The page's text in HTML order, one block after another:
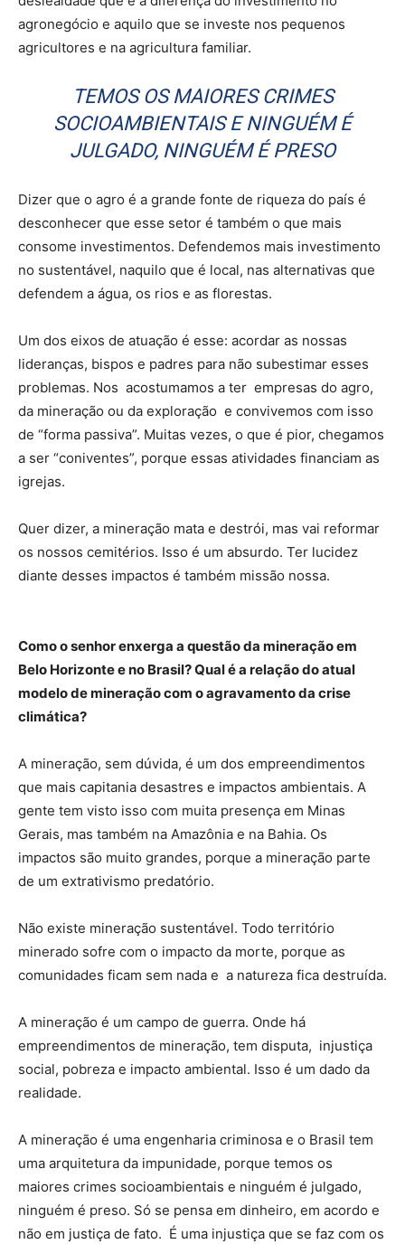
agronegócio e aquilo que se investe nos pequenos
agricultores e na agricultura familiar.
TEMOS OS MAIORES CRIMES
SOCIOAMBIENTAIS E NINGUÉM É
JULGADO, NINGUÉM É PRESO
Dizer que o agro é a grande fonte de riqueza do país é
desconhecer que esse setor é também o que mais
consome investimentos. Defendemos mais investimento
no sustentável, naquilo que é local, nas alternativas que
defendem a água, os rios e as florestas.
Um dos eixos de atuação é esse: acordar as nossas
lideranças, bispos e padres para não subestimar esses
problemas. Nos acostumamos a ter empresas do agro,
da mineração ou da exploração e convivemos com isso
de “forma passiva”. Muitas vezes, o que é pior, chegamos
a ser “coniventes”, porque essas atividades financiam as
igrejas.
Quer dizer, a mineração mata e destrói, mas vai reformar
os nossos cemitérios. Isso é um absurdo. Ter lucidez
diante desses impactos é também missão nossa.
Como o senhor enxerga a questão da mineração em
Belo Horizonte e no Brasil? Qual é a relação do atual
modelo de mineração com o agravamento da crise
climática?
A mineração, sem dúvida, é um dos empreendimentos
que mais capitania desastres e impactos ambientais. A
gente tem visto isso com muita presença em Minas
Gerais, mas também na Amazônia e na Bahia. Os
impactos são muito grandes, porque a mineração parte
de um extrativismo predatório.
Não existe mineração sustentável. Todo território
minerado sofre com o impacto da morte, porque as
comunidades ficam sem nada e a natureza fica destruída.
A mineração é um campo de guerra. Onde há
empreendimentos de mineração, tem disputa, injustiça
social, pobreza e impacto ambiental. Isso é um dado da
realidade.
A mineração é uma engenharia criminosa e o Brasil tem
uma arquitetura da impunidade, porque temos os
maiores crimes socioambientais e ninguém é julgado,
ninguém é preso. Só se pensa em dinheiro, em acordo e
não em justiça de fato. É uma injustiça que se faz com os